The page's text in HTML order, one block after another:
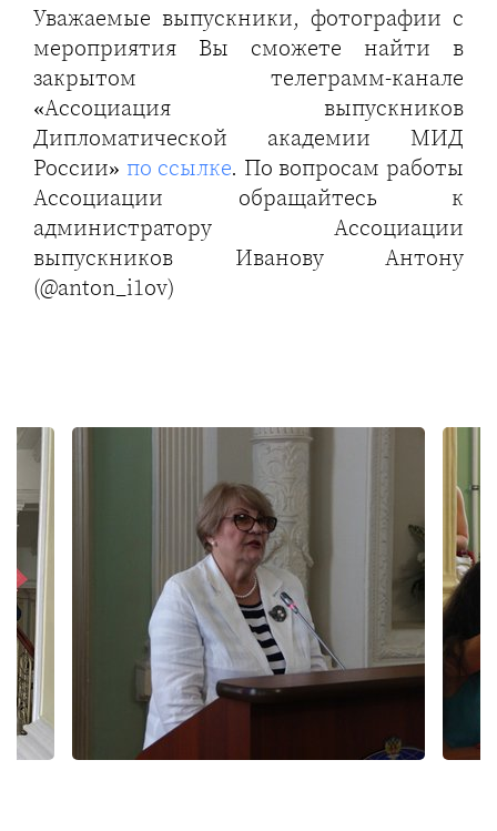
Уважаемые выпускники, фотографии с
мероприятия Вы сможете найти в
закрытом телеграмм-канале
«Ассоциация выпускников
Дипломатической академии МИД
России» по ссылке. По вопросам работы
Ассоциации обращайтесь к
администратору Ассоциации
выпускников Иванову Антону
(@anton_i1ov)